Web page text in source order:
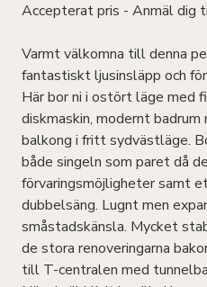
Accepterat pris - Anmäl dig
Varmt välkomna till denna
fantastiskt ljusinsläpp och
Här bor ni i ostört läge med
diskmaskin, modernt badrum
balkong i fritt sydvästläge.
både singeln som paret då
förvaringsmöjligheter samt
dubbelsäng. Lugnt men
småstadskänsla. Mycket
de stora renoveringarna
till T-centralen med